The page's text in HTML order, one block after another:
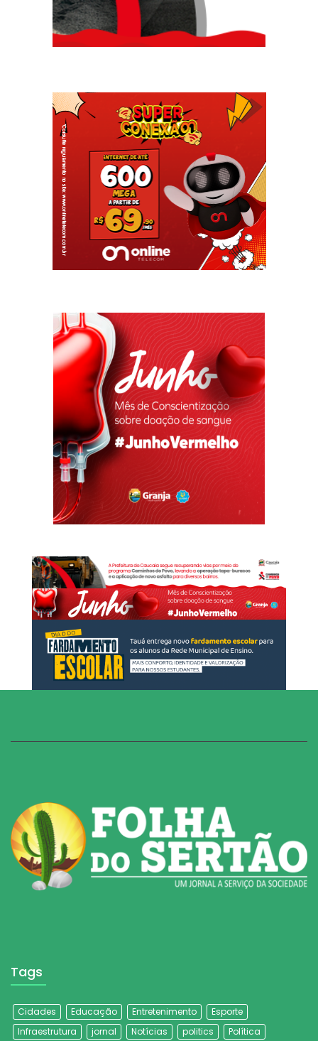
Tags
Cidades Educação Entretenimento
Esporte
Infraestrutura
jornal Notícias politics Política